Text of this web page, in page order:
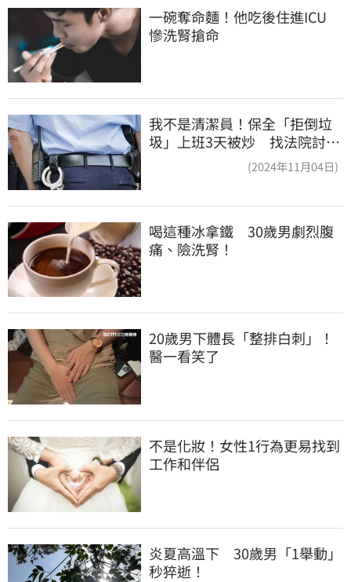
一碗奪命麵！他吃後住進ICU
慘洗腎搶命
我不是清潔員！保全「拒倒垃
圾」上班3天被炒 找法院討公
(2024年11月04日)
喝這種冰拿鐵　30歲男劇烈腹
痛、險洗腎！
20歲男下體長「整排白刺」！
醫一看笑了
不是化妝！女性1行為更易找到
工作和伴侶
炎夏高溫下　30歲男「1舉動」
秒猝逝！